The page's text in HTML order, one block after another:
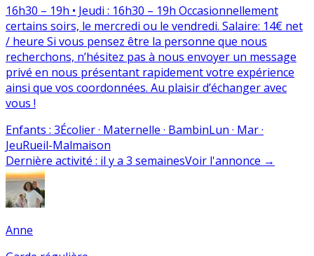
16h30 – 19h • Jeudi : 16h30 – 19h Occasionnellement
certains soirs, le mercredi ou le vendredi. Salaire: 14€ net
/ heure Si vous pensez être la personne que nous
recherchons, n’hésitez pas à nous envoyer un message
privé en nous présentant rapidement votre expérience
ainsi que vos coordonnées. Au plaisir d’échanger avec
vous !
Enfants : 3Écolier · Maternelle · BambinLun · Mar ·
JeuRueil-Malmaison
Dernière activité : il y a 3 semainesVoir l'annonce →
Anne